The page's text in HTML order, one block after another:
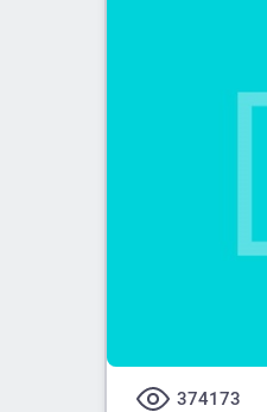
374173